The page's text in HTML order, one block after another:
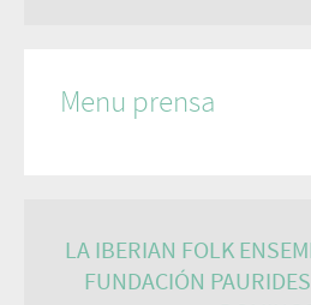
Menu prensa
LA IBERIAN FOLK
FUNDACIÓN